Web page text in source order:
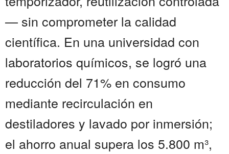
— sin comprometer la calidad
científica. En una universidad con
laboratorios químicos, se logró una
reducción del 71% en consumo
mediante recirculación en
destiladores y lavado por inmersión;
el ahorro anual supera los 5.800 m³,